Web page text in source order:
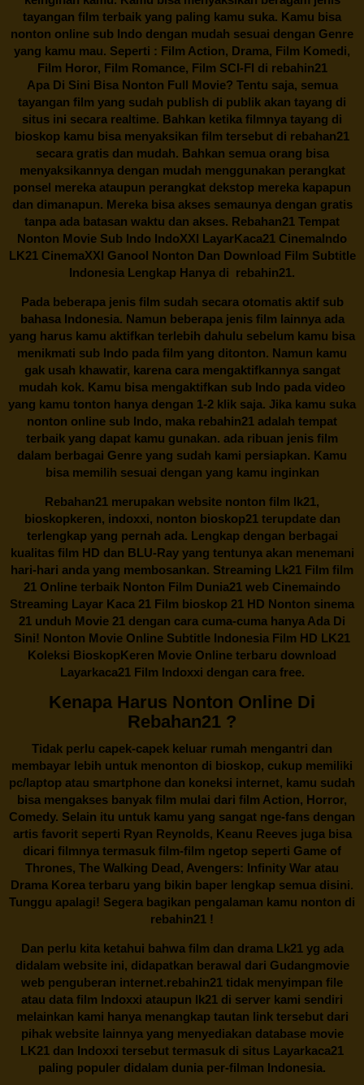
tayangan film terbaik yang paling kamu suka. Kamu bisa
nonton online sub Indo dengan mudah sesuai dengan Genre
yang kamu mau. Seperti : Film Action, Drama, Film Komedi,
Film Horor, Film Romance, Film SCI-FI di rebahin21
Apa Di Sini Bisa Nonton Full Movie? Tentu saja, semua
tayangan film yang sudah publish di publik akan tayang di
situs ini secara realtime. Bahkan ketika filmnya tayang di
bioskop kamu bisa menyaksikan film tersebut di rebahan21
secara gratis dan mudah. Bahkan semua orang bisa
menyaksikannya dengan mudah menggunakan perangkat
ponsel mereka ataupun perangkat dekstop mereka kapapun
dan dimanapun. Mereka bisa akses semaunya dengan gratis
tanpa ada batasan waktu dan akses. Rebahan21 Tempat
Nonton Movie Sub Indo IndoXXI LayarKaca21 CinemaIndo
LK21 CinemaXXI Ganool Nonton Dan Download Film Subtitle
Indonesia Lengkap Hanya di rebahin21.
Pada beberapa jenis film sudah secara otomatis aktif sub
bahasa Indonesia. Namun beberapa jenis film lainnya ada
yang harus kamu aktifkan terlebih dahulu sebelum kamu bisa
menikmati sub Indo pada film yang ditonton. Namun kamu
gak usah khawatir, karena cara mengaktifkannya sangat
mudah kok. Kamu bisa mengaktifkan sub Indo pada video
yang kamu tonton hanya dengan 1-2 klik saja. Jika kamu suka
nonton online sub Indo, maka rebahin21 adalah tempat
terbaik yang dapat kamu gunakan. ada ribuan jenis film
dalam berbagai Genre yang sudah kami persiapkan. Kamu
bisa memilih sesuai dengan yang kamu inginkan
Rebahan21 merupakan website nonton film lk21,
bioskopkeren, indoxxi, nonton bioskop21 terupdate dan
terlengkap yang pernah ada. Lengkap dengan berbagai
kualitas film HD dan BLU-Ray yang tentunya akan menemani
hari-hari anda yang membosankan. Streaming Lk21 Film film
21 Online terbaik Nonton Film Dunia21 web Cinemaindo
Streaming Layar Kaca 21 Film bioskop 21 HD Nonton sinema
21 unduh Movie 21 dengan cara cuma-cuma hanya Ada Di
Sini! Nonton Movie Online Subtitle Indonesia Film HD LK21
Koleksi BioskopKeren Movie Online terbaru download
Layarkaca21 Film Indoxxi dengan cara free.
Kenapa Harus Nonton Online Di
Rebahan21 ?
Tidak perlu capek-capek keluar rumah mengantri dan
membayar lebih untuk menonton di bioskop, cukup memiliki
pc/laptop atau smartphone dan koneksi internet, kamu sudah
bisa mengakses banyak film mulai dari film Action, Horror,
Comedy. Selain itu untuk kamu yang sangat nge-fans dengan
artis favorit seperti Ryan Reynolds, Keanu Reeves juga bisa
dicari filmnya termasuk film-film ngetop seperti Game of
Thrones, The Walking Dead, Avengers: Infinity War atau
Drama Korea terbaru yang bikin baper lengkap semua disini.
Tunggu apalagi! Segera bagikan pengalaman kamu nonton di
rebahin21 !
Dan perlu kita ketahui bahwa film dan dramaLk21yg ada
didalam website ini, didapatkan berawal dari Gudangmovie
web penguberan internet.rebahin21 tidak menyimpan file
atau data film Indoxxi ataupun lk21 di server kami sendiri
melainkan kami hanya menangkap tautan link tersebut dari
pihak website lainnya yang menyediakan database movie
LK21 dan Indoxxi tersebut termasuk di situs Layarkaca21
paling populer didalam dunia per-filman Indonesia.